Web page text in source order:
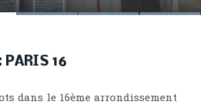
PARIS 16
dans le 16ème arrondissement